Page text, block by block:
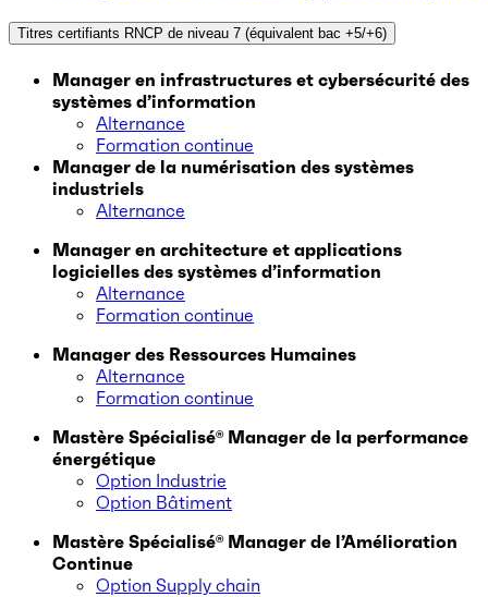
Titres certifiants RNCP de niveau 7 (équivalent bac +5/+6)
Manager en infrastructures et cybersécurité des
systèmes d’information
Alternance
Formation continue
Manager de la numérisation des systèmes
industriels
Alternance
Manager en architecture et applications
logicielles des systèmes d’information
Alternance
Formation continue
Manager des Ressources Humaines
Alternance
Formation continue
Mastère Spécialisé® Manager de la performance
énergétique
Option Industrie
Option Bâtiment
Mastère Spécialisé® Manager de l’Amélioration
Continue
Option Supply chain